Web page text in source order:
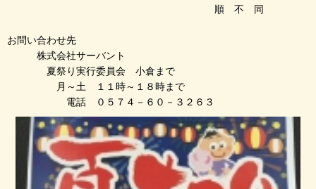
順 不 同
お問い合わせ先
株式会社サーバント
夏祭り実行委員会 小倉まで
月～土 １１時～１８時まで
電話 ０５７４－６０－３２６３